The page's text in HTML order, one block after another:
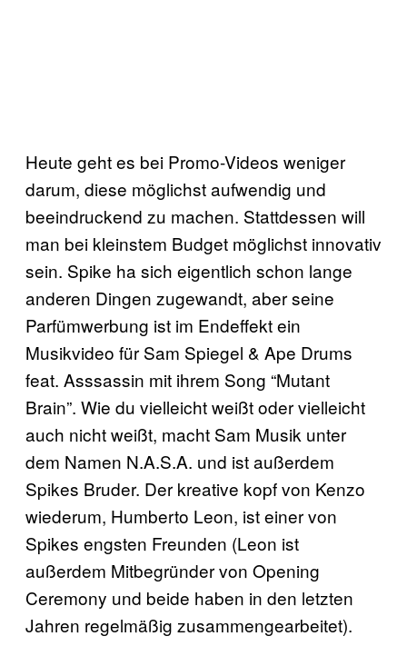
Heute geht es bei Promo-Videos weniger
darum, diese möglichst aufwendig und
beeindruckend zu machen. Stattdessen will
man bei kleinstem Budget möglichst innovativ
sein. Spike ha sich eigentlich schon lange
anderen Dingen zugewandt, aber seine
Parfümwerbung ist im Endeffekt ein
Musikvideo für Sam Spiegel & Ape Drums
feat. Asssassin mit ihrem Song “Mutant
Brain”. Wie du vielleicht weißt oder vielleicht
auch nicht weißt, macht Sam Musik unter
dem Namen N.A.S.A. und ist außerdem
Spikes Bruder. Der kreative kopf von Kenzo
wiederum, Humberto Leon, ist einer von
Spikes engsten Freunden (Leon ist
außerdem Mitbegründer von Opening
Ceremony und beide haben in den letzten
Jahren regelmäßig zusammengearbeitet).